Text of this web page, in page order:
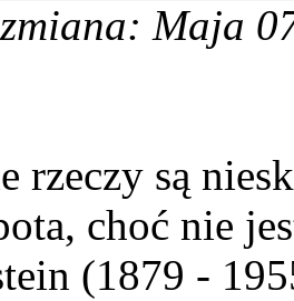
Maja
rzeczy są
choć nie
(1879 -